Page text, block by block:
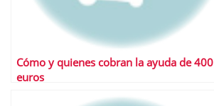
Cómo y quienes cobran la ayuda de 400
euros